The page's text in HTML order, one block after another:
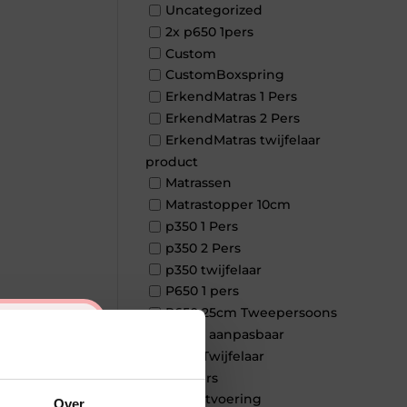
Uncategorized
2x p650 1pers
Custom
CustomBoxspring
ErkendMatras 1 Pers
ErkendMatras 2 Pers
ErkendMatras twijfelaar
product
Matrassen
Matrastopper 10cm
p350 1 Pers
p350 2 Pers
p350 twijfelaar
P650 1 pers
P650 25cm Tweepersoons
een kern aanpasbaar
P650 Twijfelaar
Toppers
Maatvoering